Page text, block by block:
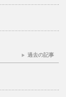
過去の記事